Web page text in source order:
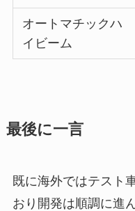
オートマチックハ
イビーム
最後に一言
既に海外ではテスト
おり開発は順調に進